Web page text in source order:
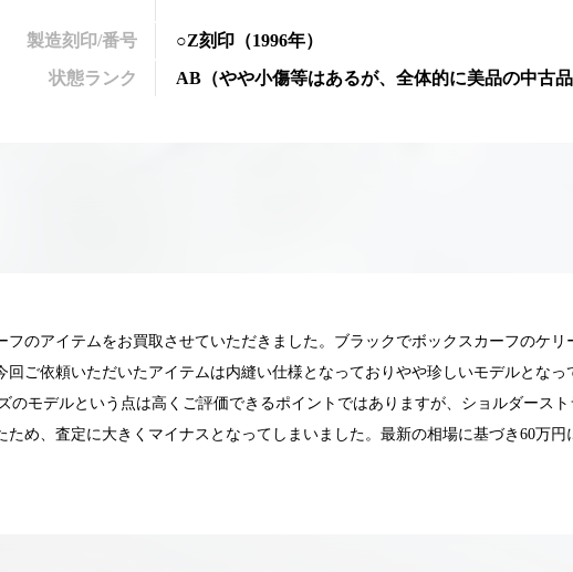
製造刻印/番号 ○Z刻印 （1996年）
状態ランク
AB （やや小傷等はあるが、全体的に美品の中古品
フのアイテムをお買取させていただきました。ブラックでボックスカーフのケリ
回ご依頼いただいたアイテムは内縫い仕様となっておりやや珍しいモデルとなっ
のモデルという点は高くご評価できるポイントではありますが、ショルダース
ため、査定に大きくマイナスとなってしまいました。最新の相場に基づき60万円